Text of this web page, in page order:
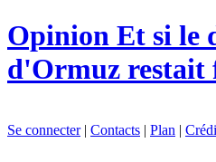
Opinion Et si le
d'Ormuz restait
Se connecter| Contacts | Plan |